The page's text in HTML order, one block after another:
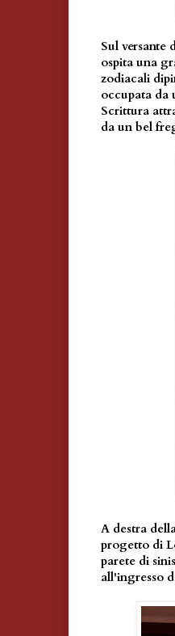
Sul versante
ospita una
zodiacali
occupata da
Scrittura
da un bel
A destra
progetto di
parete di
all'ingresso